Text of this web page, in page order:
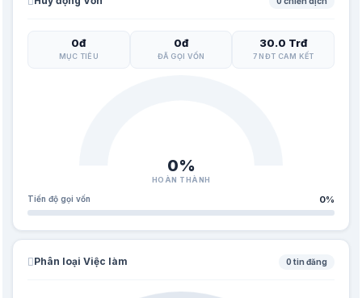
0đ
MỤC TIÊU
0đ
ĐÃ GỌI VỐN
30.0 Trđ
7 NĐT CAM KẾT
0%
HOÀN THÀNH
Tiến độ gọi vốn 0%
Phân loại Việc làm 0 tin đăng